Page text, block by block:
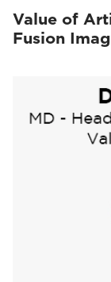
Value of
Fusion